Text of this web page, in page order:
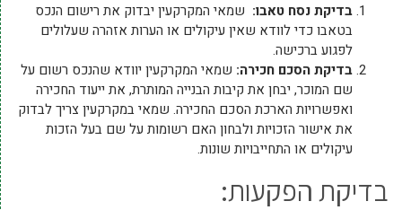
בדיקת נסח טאבו: שמאי המקרקעין יבדוק את רישום הנכס
בטאבו כדי לוודא שאין עיקולים או הערות אזהרה שעלולים
לפגוע ברכישה.
בדיקת הסכם חכירה: שמאי המקרקעין יוודא שהנכס רשום על
שם המוכר, יבחן את קיבות הבנייה המותרת, את ייעוד החכירה
ואפשרויות הארכת הסכם החכירה. שמאי במקרקעין צריך לבדוק
את אישור הזכויות ולבחון האם רשומות על שם בעל הזכות
עיקולים או התחייבויות שונות.
בדיקת הפקעות: